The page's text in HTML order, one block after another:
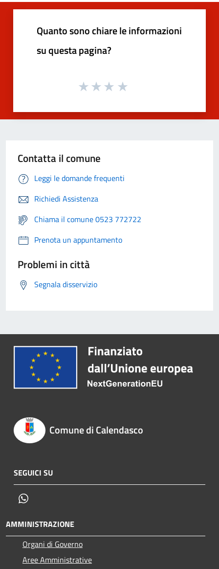
Quanto sono chiare le informazioni
su questa pagina?
Contatta il comune
Leggi le domande frequenti
Richiedi Assistenza
Chiama il comune 0523 772722
Prenota un appuntamento
Problemi in città
Segnala disservizio
Comune di Calendasco
SEGUICI SU
AMMINISTRAZIONE
Organi di Governo
Aree Amministrative